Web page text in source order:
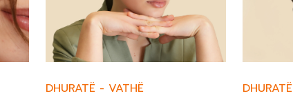
DHURATË - VATHË DHURATË